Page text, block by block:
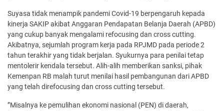
Suyasa tidak menampik pandemi Covid-19 berpengaruh kepada
kinerja SAKIP akibat Anggaran Pendapatan Belanja Daerah (APBD)
yang cukup banyak mengalami refocusing dan cross cutting.
Akibatnya, sejumlah program kerja pada RPJMD pada periode 2
tahun terakhir yang tidak berjalan. Syukurnya para penilai tetap
mentolerir kendala tersebut. Alih-alih memberikan sanksi, pihak
Kemenpan RB malah turut menilai hasil pembangunan dari APBD
yang telah direfocusing dan cross cutting tersebut.
”Misalnya ke pemulihan ekonomi nasional (PEN) di daerah,